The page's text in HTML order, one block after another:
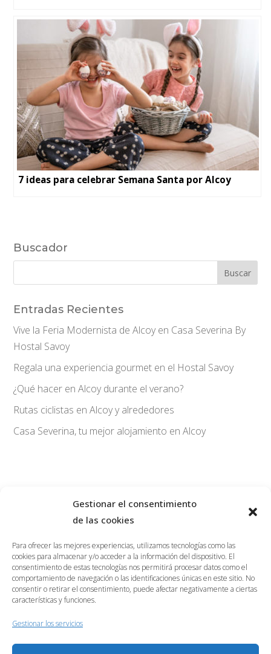
Gestionar el consentimiento
de las cookies
Para ofrecer las mejores experiencias, utilizamos tecnologías como las
cookies para almacenar y/o acceder a la información del dispositivo. El
consentimiento de estas tecnologías nos permitirá procesar datos como el
comportamiento de navegación o las identificaciones únicas en este sitio. No
consentir o retirar el consentimiento, puede afectar negativamente a ciertas
características y funciones.
Gestionar los servicios
7 ideas para celebrar Semana Santa por Alcoy
Buscador
Entradas Recientes
Vive la Feria Modernista de Alcoy en Casa Severina By
Hostal Savoy
Regala una experiencia gourmet en el Hostal Savoy
¿Qué hacer en Alcoy durante el verano?
Rutas ciclistas en Alcoy y alrededores
Casa Severina, tu mejor alojamiento en Alcoy
656323488
BLOG
RESERVAR
Carrer Casa Blanca, 26, 03801, Alcoi (Alacant)